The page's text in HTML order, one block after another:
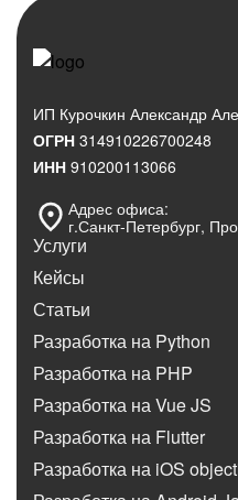
ИП Курочкин Александр
ОГРН 314910226700248
ИНН 910200113066
Адрес офиса:
г.Санкт‑Петербург,
Услуги
Кейсы
Статьи
Разработка на Python
Разработка на PHP
Разработка на Vue JS
Разработка на Flutter
Разработка на iOS